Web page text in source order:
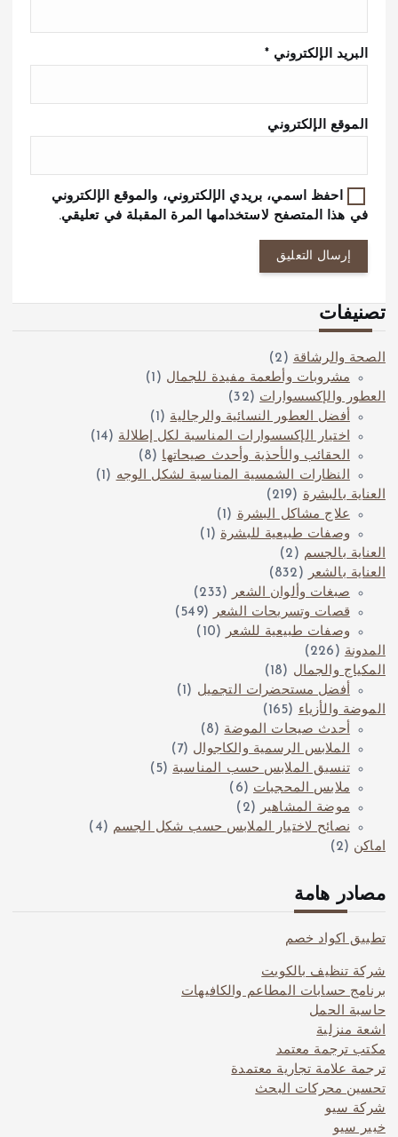
البريد الإلكتروني
الموقع الإلكتروني
احفظ اسمي، بريدي الإلكتروني، والموقع الإلكتروني
في هذا المتصفح لاستخدامها المرة المقبلة في تعليقي.
تصنيفات
الصحة والرشاقة(2)
مشروبات وأطعمة مفيدة للجمال (1)
العطور والإكسسوارات(32)
أفضل العطور النسائية والرجالية(1)
اختيار الإكسسوارات المناسبة لكل إطلالة(14)
الحقائب والأحذية وأحدث صيحاتها(8)
النظارات الشمسية المناسبة لشكل الوجه(1)
العناية بالبشرة(219)
علاج مشاكل البشرة(1)
وصفات طبيعية للبشرة(1)
العناية بالجسم(2)
العناية بالشعر(832)
صبغات وألوان الشعر(233)
قصات وتسريحات الشعر(549)
وصفات طبيعية للشعر(10)
المدونة(226)
المكياج والجمال (18)
أفضل مستحضرات التجميل (1)
الموضة والأزياء(165)
أحدث صيحات الموضة(8)
الملابس الرسمية والكاجوال (7)
تنسيق الملابس حسب المناسبة(5)
ملابس المحجبات(6)
موضة المشاهير(2)
نصائح لاختيار الملابس حسب شكل الجسم(4)
اماكن(2)
مصادر هامة
تطبيق اكواد خصم
شركة تنظيف بالكويت
برنامج حسابات المطاعم والكافيهات
حاسبة الحمل
اشعة منزلية
مكتب ترجمة معتمد
ترجمة علامة تجارية معتمدة
تحسين محركات البحث
شركة سيو
خبير سيو